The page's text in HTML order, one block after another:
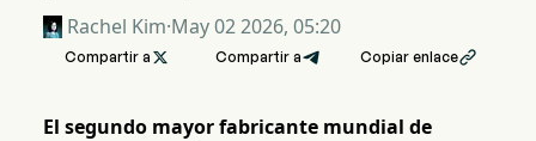
Rachel Kim·May 02 2026, 05:20
Compartir a  Compartir a Copiar enlace
El segundo mayor fabricante mundial de